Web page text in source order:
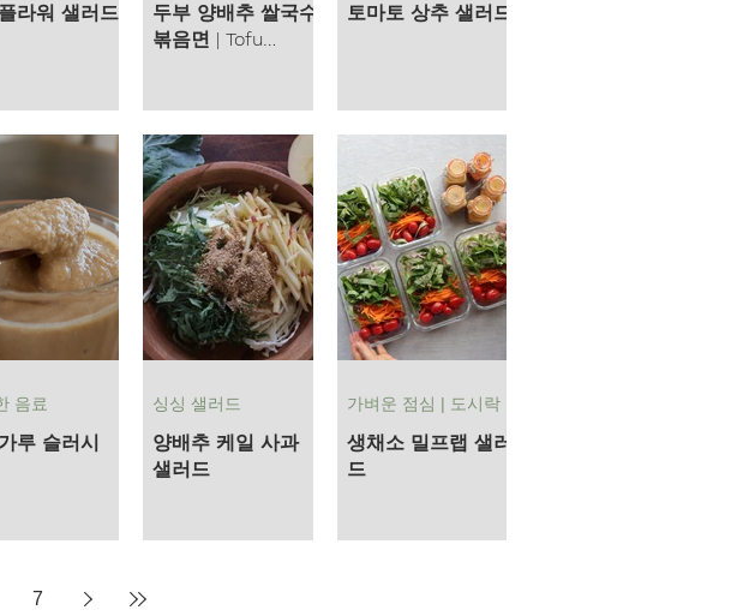
라워 샐러드
두부 양배추 쌀국수
볶음면 | Tofu
토마토 상추 샐러드
루 슬러시
음료
양배추 케일 사과
샐러드
싱싱 샐러드
생채소 밀프랩 샐러
드
가벼운 점심 | 도시락
7